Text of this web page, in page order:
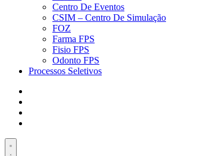
Centro De Eventos
CSIM – Centro De Simulação
FOZ
Farma FPS
Fisio FPS
Odonto FPS
Processos Seletivos